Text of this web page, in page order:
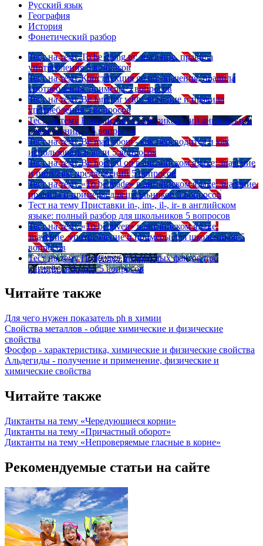
Русский язык
География
История
Фонетический разбор
Тест на тему To be going to: значение, правила
употребления 5 вопросов
Тест на тему Конструкция go on: значения, правила
употребления, примеры 5 вопросов
Тест на тему Be familiar with: значение и правила
употребления 5 вопросов
Тест на тему Британский vs американский английский:
в чем разница? 5 вопросов
Тест на тему Be mad about - как переводится и как
использовать в речи 5 вопросов
Тест на тему Be hooked on в английском языке: значение
и примеры предложений 5 вопросов
Тест на тему «To be made» в английском языке: значение,
правила и примеры для школьников 5 вопросов
Тест на тему Приставки in-, im-, il-, ir- в английском
языке: полный разбор для школьников 5 вопросов
Тест на тему «To be given» в английском языке:
значение, употребление и примеры для школьников 5
вопросов
Тест на тему Подборка интересных фактов про
английский язык 5 вопросов
Читайте также
Для чего нужен показатель ph в химии
Свойства металлов - общие химические и физические
свойства
Фосфор - характеристика, химические и физические свойства
Альдегиды - получение и применение, физические и
химические свойства
Читайте также
Диктанты на тему «Чередующиеся корни»
Диктанты на тему «Причастный оборот»
Диктанты на тему «Непроверяемые гласные в корне»
Рекомендуемые статьи на сайте